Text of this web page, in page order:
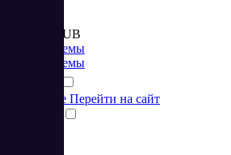
от 1 990 RUB
CRM системы
CRM системы
Подробнее Перейти на сайт